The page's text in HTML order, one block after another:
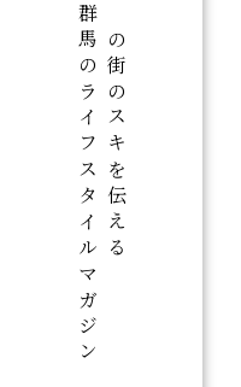
この街のスキを伝える
群馬のライフスタイルマガジン「motto+」